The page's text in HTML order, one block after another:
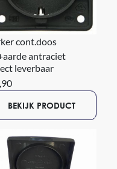
cont.doos
antraciet
leverbaar
BEKIJK PRODUCT